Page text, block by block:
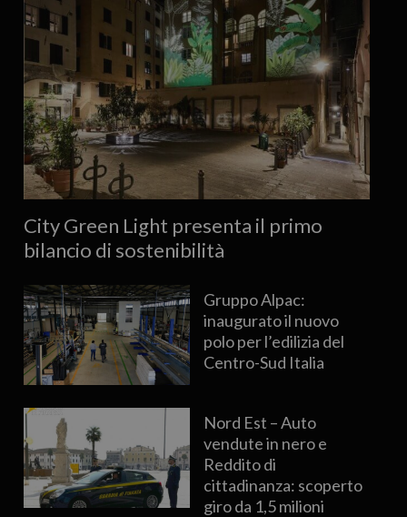
City Green Light presenta il primo
bilancio di sostenibilità
Gruppo Alpac:
inaugurato il nuovo
polo per l’edilizia del
Centro-Sud Italia
Nord Est – Auto
vendute in nero e
Reddito di
cittadinanza: scoperto
giro da 1,5 milioni